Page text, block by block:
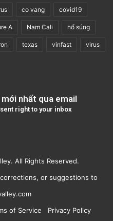
co vang covid19
A Nam Cali nổ súng
texas vinfast virus
nhất qua email
right to your inbox
All Rights Reserved.
or suggestions to
of Service Privacy Policy